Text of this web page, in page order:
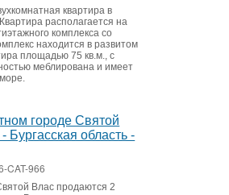
квартира в
располагается на
комплекса со
находится в развитом
площадью 75 кв.м., с
меблирована и имеет
городе Святой
Бургасская область -
CAT-966
Влас продаются 2